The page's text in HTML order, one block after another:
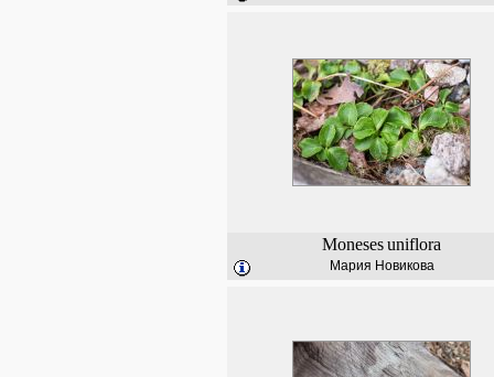
Monesesuniflora
Мария Новикова